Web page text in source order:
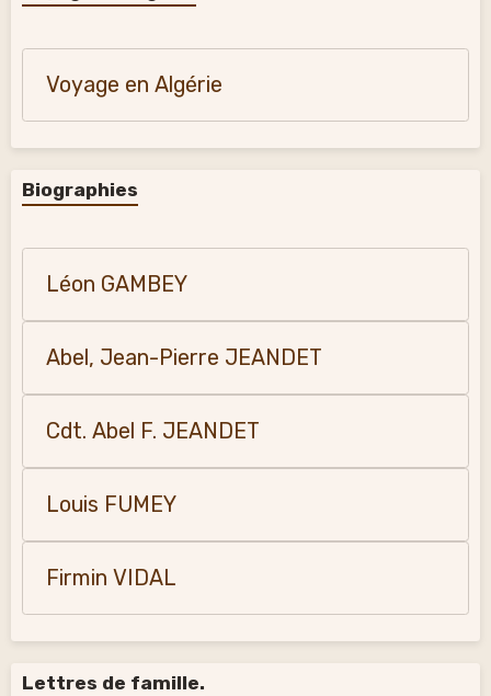
Voyage en Algérie
Biographies
Léon GAMBEY
Abel, Jean-Pierre JEANDET
Cdt. Abel F. JEANDET
Louis FUMEY
Firmin VIDAL
Lettres de famille.